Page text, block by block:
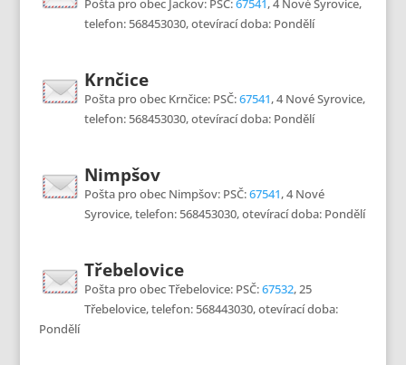
Pošta pro obec Jackov: PSČ:67541, 4 Nové Syrovice,
telefon: 568453030, otevírací doba: Pondělí
Krnčice
Pošta pro obec Krnčice: PSČ:67541, 4 Nové Syrovice,
telefon: 568453030, otevírací doba: Pondělí
Nimpšov
Pošta pro obec Nimpšov: PSČ:67541, 4 Nové
Syrovice, telefon: 568453030, otevírací doba: Pondělí
Třebelovice
Pošta pro obec Třebelovice: PSČ:67532, 25
Třebelovice, telefon: 568443030, otevírací doba:
Pondělí